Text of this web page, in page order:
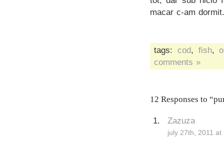
macar c-am
tags: cod, fish,
comments »
12 Responses to
Zazuza
july 27th, 2011 at